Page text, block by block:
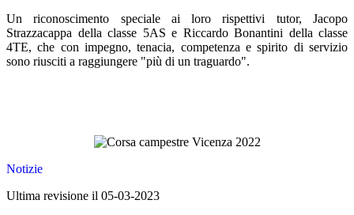
Un riconoscimento speciale ai loro rispettivi tutor, Jacopo
Strazzacappa della classe 5AS e Riccardo Bonantini della classe
4TE, che con impegno, tenacia, competenza e spirito di servizio
sono riusciti a raggiungere "più di un traguardo".
Notizie
Ultima revisione il 05-03-2023